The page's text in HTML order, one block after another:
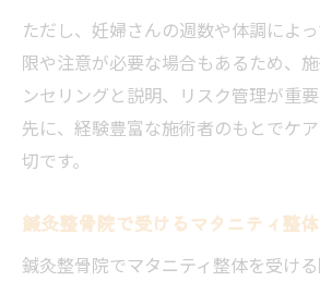
ただし、妊婦さんの週数や体調によ
限や注意が必要な場合もあるため、
ンセリングと説明、リスク管理が重
先に、経験豊富な施術者のもとでケ
切です。
鍼灸整骨院で受けるマタニティ整
鍼灸整骨院でマタニティ整体を受け